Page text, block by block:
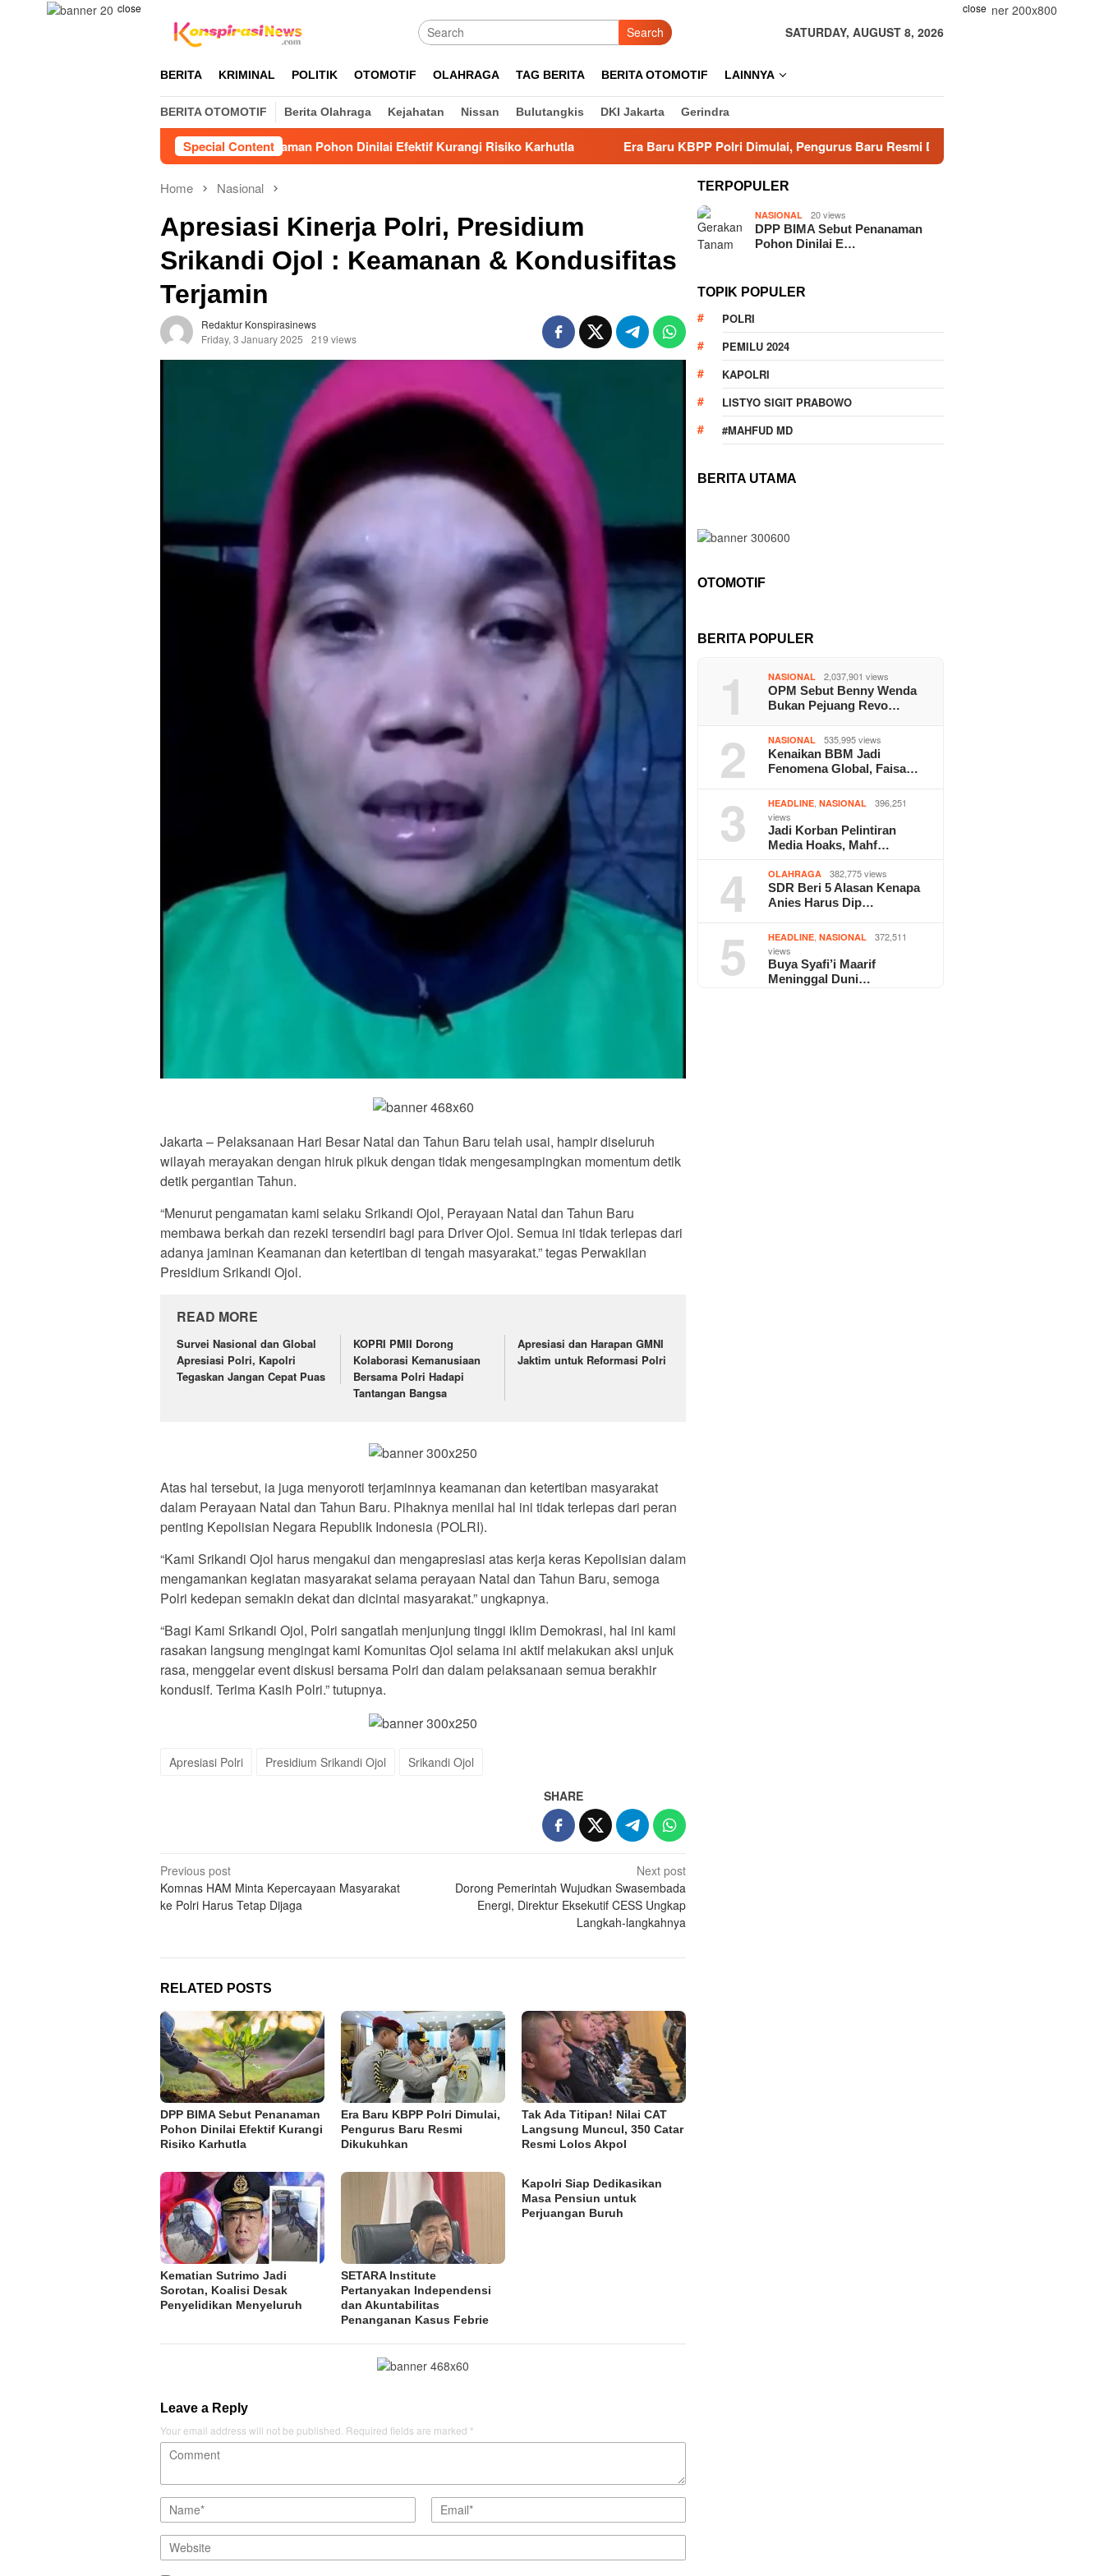
close close
Search SATURDAY, AUGUST 8, 2026
BERITA KRIMINAL POLITIK OTOMOTIF OLAHRAGA TAG BERITA BERITA OTOMOTIF LAINNYA
BERITA OTOMOTIF Berita Olahraga Kejahatan Nissan Bulutangkis DKI Jakarta Gerindra
Special Content
DPP BIMA Sebut Penanaman Pohon Dinilai Efektif Kurangi Risiko Karhutla Era Baru KBPP Polri Dimulai, Pengurus Baru Resmi Dikukuhkan
Home Nasional
Apresiasi Kinerja Polri, Presidium
Srikandi Ojol : Keamanan & Kondusifitas
Terjamin
Redaktur Konspirasinews
Friday, 3 January 2025
219 views
Jakarta – Pelaksanaan Hari Besar Natal dan Tahun Baru telah usai, hampir diseluruh
wilayah merayakan dengan hiruk pikuk dengan tidak mengesampingkan momentum detik
detik pergantian Tahun.
“Menurut pengamatan kami selaku Srikandi Ojol, Perayaan Natal dan Tahun Baru
membawa berkah dan rezeki tersendiri bagi para Driver Ojol. Semua ini tidak terlepas dari
adanya jaminan Keamanan dan ketertiban di tengah masyarakat.” tegas Perwakilan
Presidium Srikandi Ojol.
READ MORE
Survei Nasional dan Global
Apresiasi Polri, Kapolri
Tegaskan Jangan Cepat Puas
KOPRI PMII Dorong
Kolaborasi Kemanusiaan
Bersama Polri Hadapi
Tantangan Bangsa
Apresiasi dan Harapan GMNI
Jaktim untuk Reformasi Polri
Atas hal tersebut, ia juga menyoroti terjaminnya keamanan dan ketertiban masyarakat
dalam Perayaan Natal dan Tahun Baru. Pihaknya menilai hal ini tidak terlepas dari peran
penting Kepolisian Negara Republik Indonesia (POLRI).
“Kami Srikandi Ojol harus mengakui dan mengapresiasi atas kerja keras Kepolisian dalam
mengamankan kegiatan masyarakat selama perayaan Natal dan Tahun Baru, semoga
Polri kedepan semakin dekat dan dicintai masyarakat.” ungkapnya.
“Bagi Kami Srikandi Ojol, Polri sangatlah menjunjung tinggi iklim Demokrasi, hal ini kami
rasakan langsung mengingat kami Komunitas Ojol selama ini aktif melakukan aksi unjuk
rasa, menggelar event diskusi bersama Polri dan dalam pelaksanaan semua berakhir
kondusif. Terima Kasih Polri.” tutupnya.
Apresiasi Polri Presidium Srikandi Ojol Srikandi Ojol
SHARE
Post
navigation
Previous post
Komnas HAM Minta Kepercayaan Masyarakat
ke Polri Harus Tetap Dijaga
Next post
Dorong Pemerintah Wujudkan Swasembada
Energi, Direktur Eksekutif CESS Ungkap
Langkah-langkahnya
RELATED POSTS
DPP BIMA Sebut Penanaman
Pohon Dinilai Efektif Kurangi
Risiko Karhutla
Era Baru KBPP Polri Dimulai,
Pengurus Baru Resmi
Dikukuhkan
Tak Ada Titipan! Nilai CAT
Langsung Muncul, 350 Catar
Resmi Lolos Akpol
Kematian Sutrimo Jadi
Sorotan, Koalisi Desak
Penyelidikan Menyeluruh
SETARA Institute
Pertanyakan Independensi
dan Akuntabilitas
Penanganan Kasus Febrie
Kapolri Siap Dedikasikan
Masa Pensiun untuk
Perjuangan Buruh
Leave a Reply
Your email address will not be published. Required fields are marked *
TERPOPULER
NASIONAL 20 views
DPP BIMA Sebut Penanaman
Pohon Dinilai E…
TOPIK POPULER
POLRI
PEMILU 2024
KAPOLRI
LISTYO SIGIT PRABOWO
#MAHFUD MD
BERITA UTAMA
OTOMOTIF
BERITA POPULER
1 NASIONAL 2,037,901 views
OPM Sebut Benny Wenda
Bukan Pejuang Revo…
2 NASIONAL 535,995 views
Kenaikan BBM Jadi
Fenomena Global, Faisa…
3 HEADLINE ,NASIONAL
396,251
views
Jadi Korban Pelintiran
Media Hoaks, Mahf…
4 OLAHRAGA 382,775 views
SDR Beri 5 Alasan Kenapa
Anies Harus Dip…
5 HEADLINE ,NASIONAL
372,511
views
Buya Syafi’i Maarif
Meninggal Duni…